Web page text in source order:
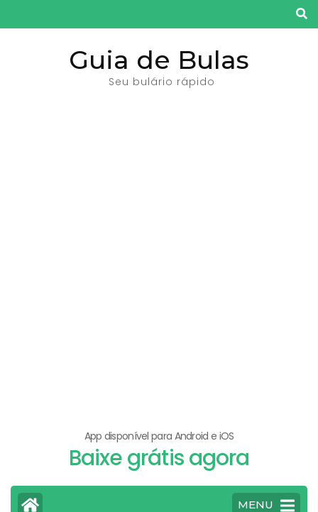
para
Guia de Bulas
Seu bulário rápido
App disponível para Android e iOS
Baixe grátis agora
MENU